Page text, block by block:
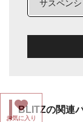
BLITZの関連
お気に入り